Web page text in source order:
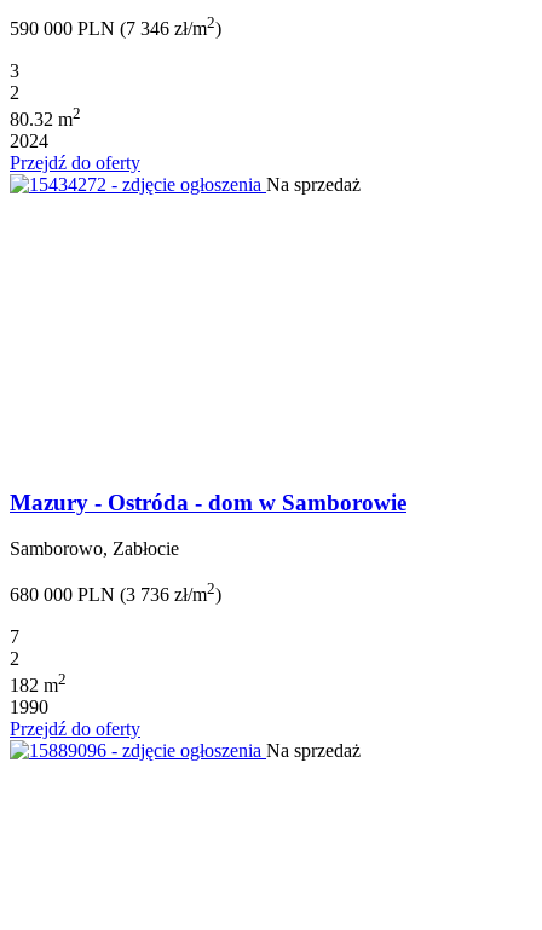
590 000 PLN (7 346 zł/m2)
3
2
80.32 m2
2024
Przejdź do oferty
Na sprzedaż
Mazury - Ostróda - dom w Samborowie
Samborowo, Zabłocie
680 000 PLN (3 736 zł/m2)
7
2
182 m2
1990
Przejdź do oferty
Na sprzedaż